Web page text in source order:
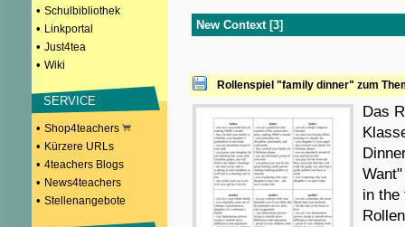
• Schulbibliothek
• Linkportal
• Just4tea
• Wiki
SERVICE
• Shop4teachers
• Kürzere URLs
• 4teachers Blogs
• News4teachers
• Stellenangebote
New Context [3]
Rollenspiel "family dinner" zum
Das
in the